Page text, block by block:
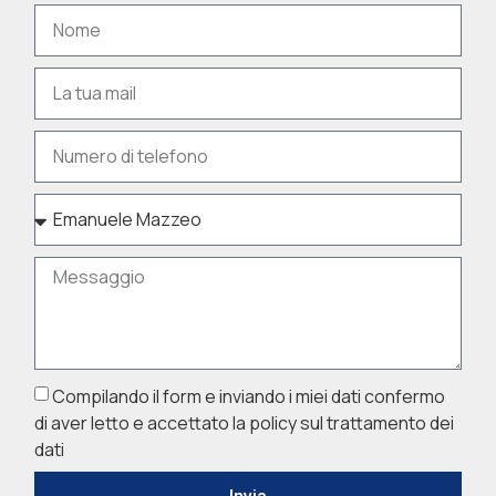
Compilando il form e inviando i miei dati confermo
di aver letto e accettato la policy sul trattamento dei
dati